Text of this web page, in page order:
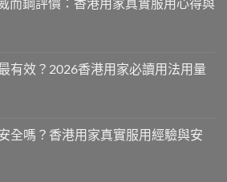
有效？2026香港用家必讀用法用量
全嗎？香港用家真實服用經驗與安